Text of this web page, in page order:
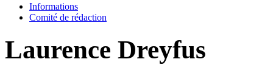
Informations
Comité de rédaction
Laurence Dreyfus